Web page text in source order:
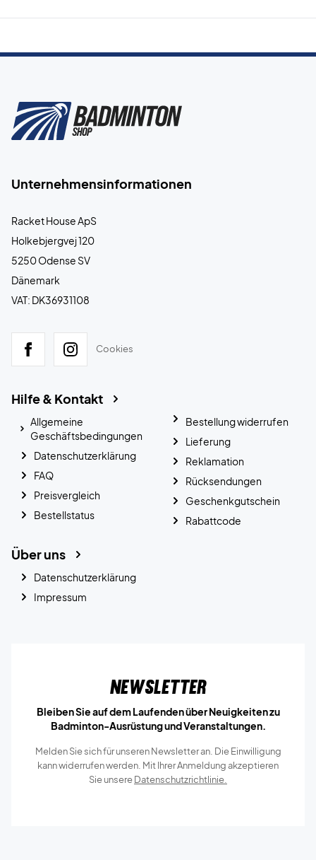
Unternehmensinformationen
Racket House ApS
Holkebjergvej 120
5250 Odense SV
Dänemark
VAT: DK36931108
Cookies
Hilfe & Kontakt
Allgemeine
Geschäftsbedingungen
Datenschutzerklärung
FAQ
Preisvergleich
Bestellstatus
Bestellung widerrufen
Lieferung
Reklamation
Rücksendungen
Geschenkgutschein
Rabattcode
Über uns
Datenschutzerklärung
Impressum
Newsletter
Bleiben Sie auf dem Laufenden über Neuigkeiten zu
Badminton-Ausrüstung und Veranstaltungen.
Melden Sie sich für unseren Newsletter an. Die Einwilligung
kann widerrufen werden. Mit Ihrer Anmeldung akzeptieren
Sie unsereDatenschutzrichtlinie.